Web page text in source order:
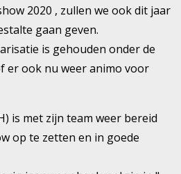
2020 , zullen we ook dit jaar
gaan geven.
is gehouden onder de
er ook nu weer animo voor
is met zijn team weer bereid
op te zetten en in goede